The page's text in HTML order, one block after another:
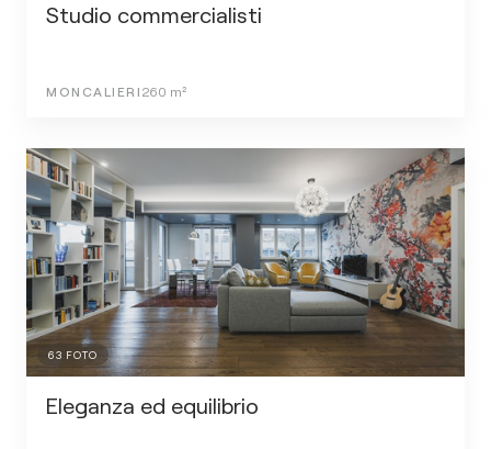
Studio commercialisti
MONCALIERI 260 m²
63 FOTO
Eleganza ed equilibrio